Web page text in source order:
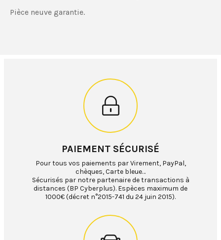
Pièce neuve garantie.
PAIEMENT SÉCURISÉ
Pour tous vos paiements par Virement, PayPal,
chèques, Carte bleue…
Sécurisés par notre partenaire de transactions à
distances (BP Cyberplus). Espèces maximum de
1000€ (décret n°2015-741 du 24 juin 2015).